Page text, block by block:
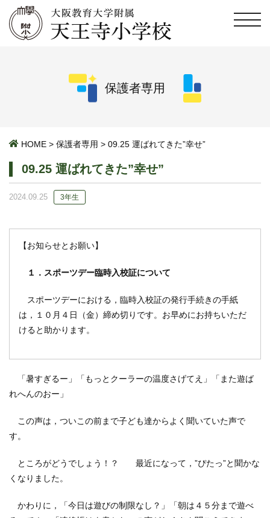
保護者専用
HOME > 保護者専用 > 09.25 運ばれてきた”幸せ”
09.25 運ばれてきた”幸せ”
2024.09.25 3年生
【お知らせとお願い】
１．スポーツデー臨時入校証について
スポーツデーにおける，臨時入校証の発行手続きの手紙
は，１０月４日（金）締め切りです。お早めにお持ちいただ
けると助かります。
「暑すぎるー」「もっとクーラーの温度さげてえ」「また遊ば
れへんのおー」
この声は，ついこの前まで子ども達からよく聞いていた声で
す。
ところがどうでしょう！？ 最近になって，”ぴたっ”と聞かな
くなりました。
かわりに，「今日は遊びの制限なし？」「朝は４５分まで遊べ